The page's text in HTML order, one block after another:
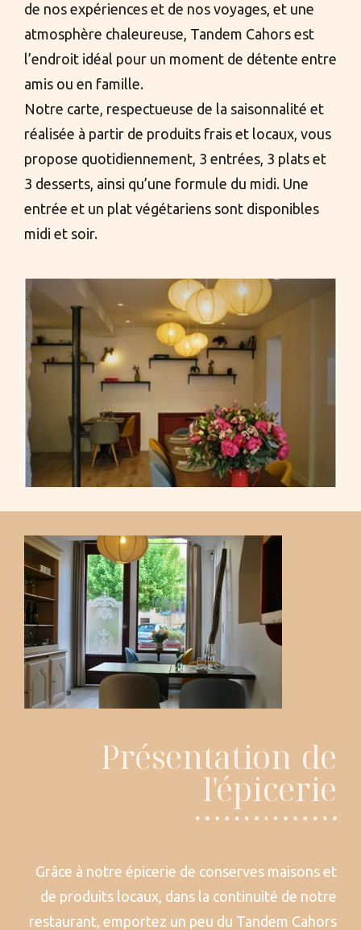
de nos expériences et de nos voyages, et une
atmosphère chaleureuse, Tandem Cahors est
l’endroit idéal pour un moment de détente entre
amis ou en famille.
Notre carte, respectueuse de la saisonnalité et
réalisée à partir de produits frais et locaux, vous
propose quotidiennement, 3 entrées, 3 plats et
3 desserts, ainsi qu’une formule du midi. Une
entrée et un plat végétariens sont disponibles
midi et soir.
Présentation de
l'épicerie
Grâce à notre épicerie de conserves maisons et
de produits locaux, dans la continuité de notre
restaurant, emportez un peu du Tandem Cahors